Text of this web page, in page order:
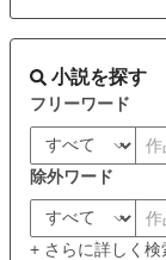
小説を探す
フリーワード
除外ワード
+ さらに詳しく検